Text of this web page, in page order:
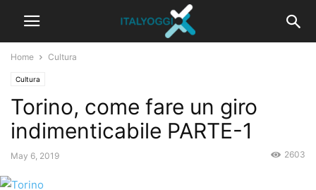
Home Cultura
Cultura
Torino, come fare un giro
indimenticabile PARTE-1
May 6, 2019 2603